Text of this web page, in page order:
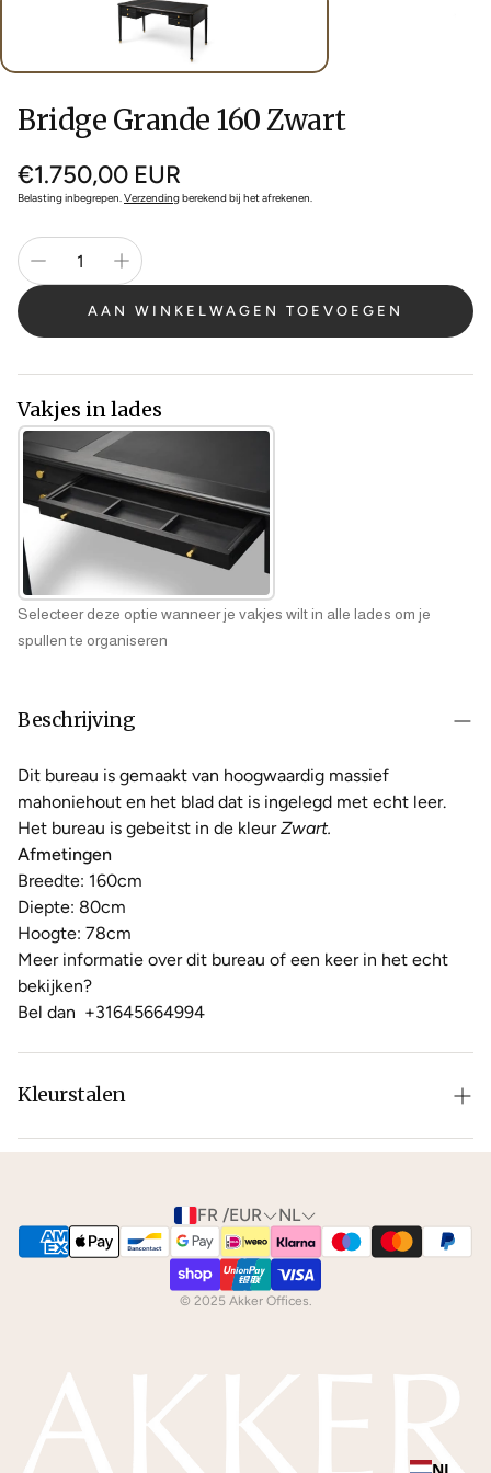
Bridge Grande 160 Zwart
Normale
prijs
€1.750,00 EUR
Belasting inbegrepen.Verzendingberekend bij het afrekenen.
AAN WINKELWAGEN TOEVOEGEN
Vakjes in lades
Selecteer deze optie wanneer je vakjes wilt in alle lades om je
spullen te organiseren
Beschrijving
Dit bureau is gemaakt van hoogwaardig massief
mahoniehout en het blad dat is ingelegd met echt leer.
Het bureau is gebeitst in de kleurZwart.
Afmetingen
Breedte: 160cm
Diepte: 80cm
Hoogte: 78cm
Meer informatie over dit bureau of een keer in het echt
bekijken?
Bel dan +31645664994
Kleurstalen
Is de leer of hout kleur net niet zoals je het in gedachten
We kunnen je gratiskleurstalentoesturen via de post.
FR /EUR NL
© 2025 Akker Offices.
NL